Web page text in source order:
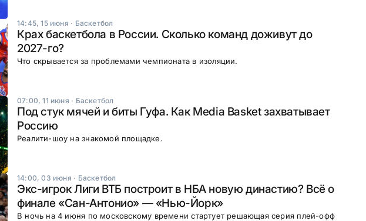
14:45, 15 июня · Баскетбол
Крах баскетбола в России. Сколько команд доживут до
2027-го?
Что скрывается за проблемами чемпионата в изоляции.
07:00, 11 июня · Баскетбол
Под стук мячей и биты Гуфа. Как Media Basket захватывает
Россию
Реалити-шоу на знакомой площадке.
14:00, 03 июня · Баскетбол
Экс-игрок Лиги ВТБ построит в НБА новую династию? Всё о
финале «Сан-Антонио» — «Нью-Йорк»
В ночь на 4 июня по московскому времени стартует решающая серия плей-офф